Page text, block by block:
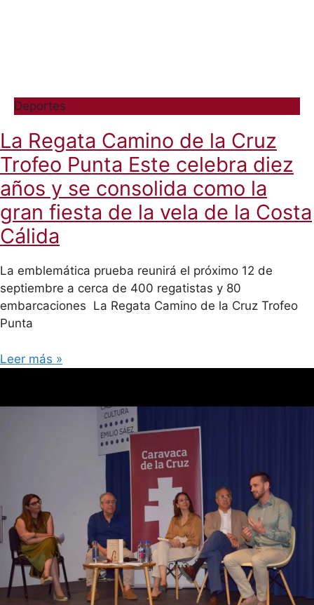
Deportes
La Regata Camino de la Cruz
Trofeo Punta Este celebra diez
años y se consolida como la
gran fiesta de la vela de la Costa
Cálida
La emblemática prueba reunirá el próximo 12 de
septiembre a cerca de 400 regatistas y 80
embarcaciones La Regata Camino de la Cruz Trofeo
Punta
Leer más »